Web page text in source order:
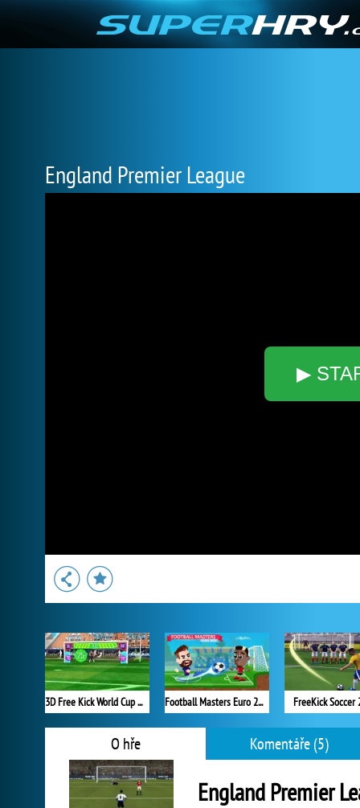
England Premier League
▶
3D Free Kick World Cup 2018 Football Masters Euro 2020
O hře Komentáře (5)
England Premier